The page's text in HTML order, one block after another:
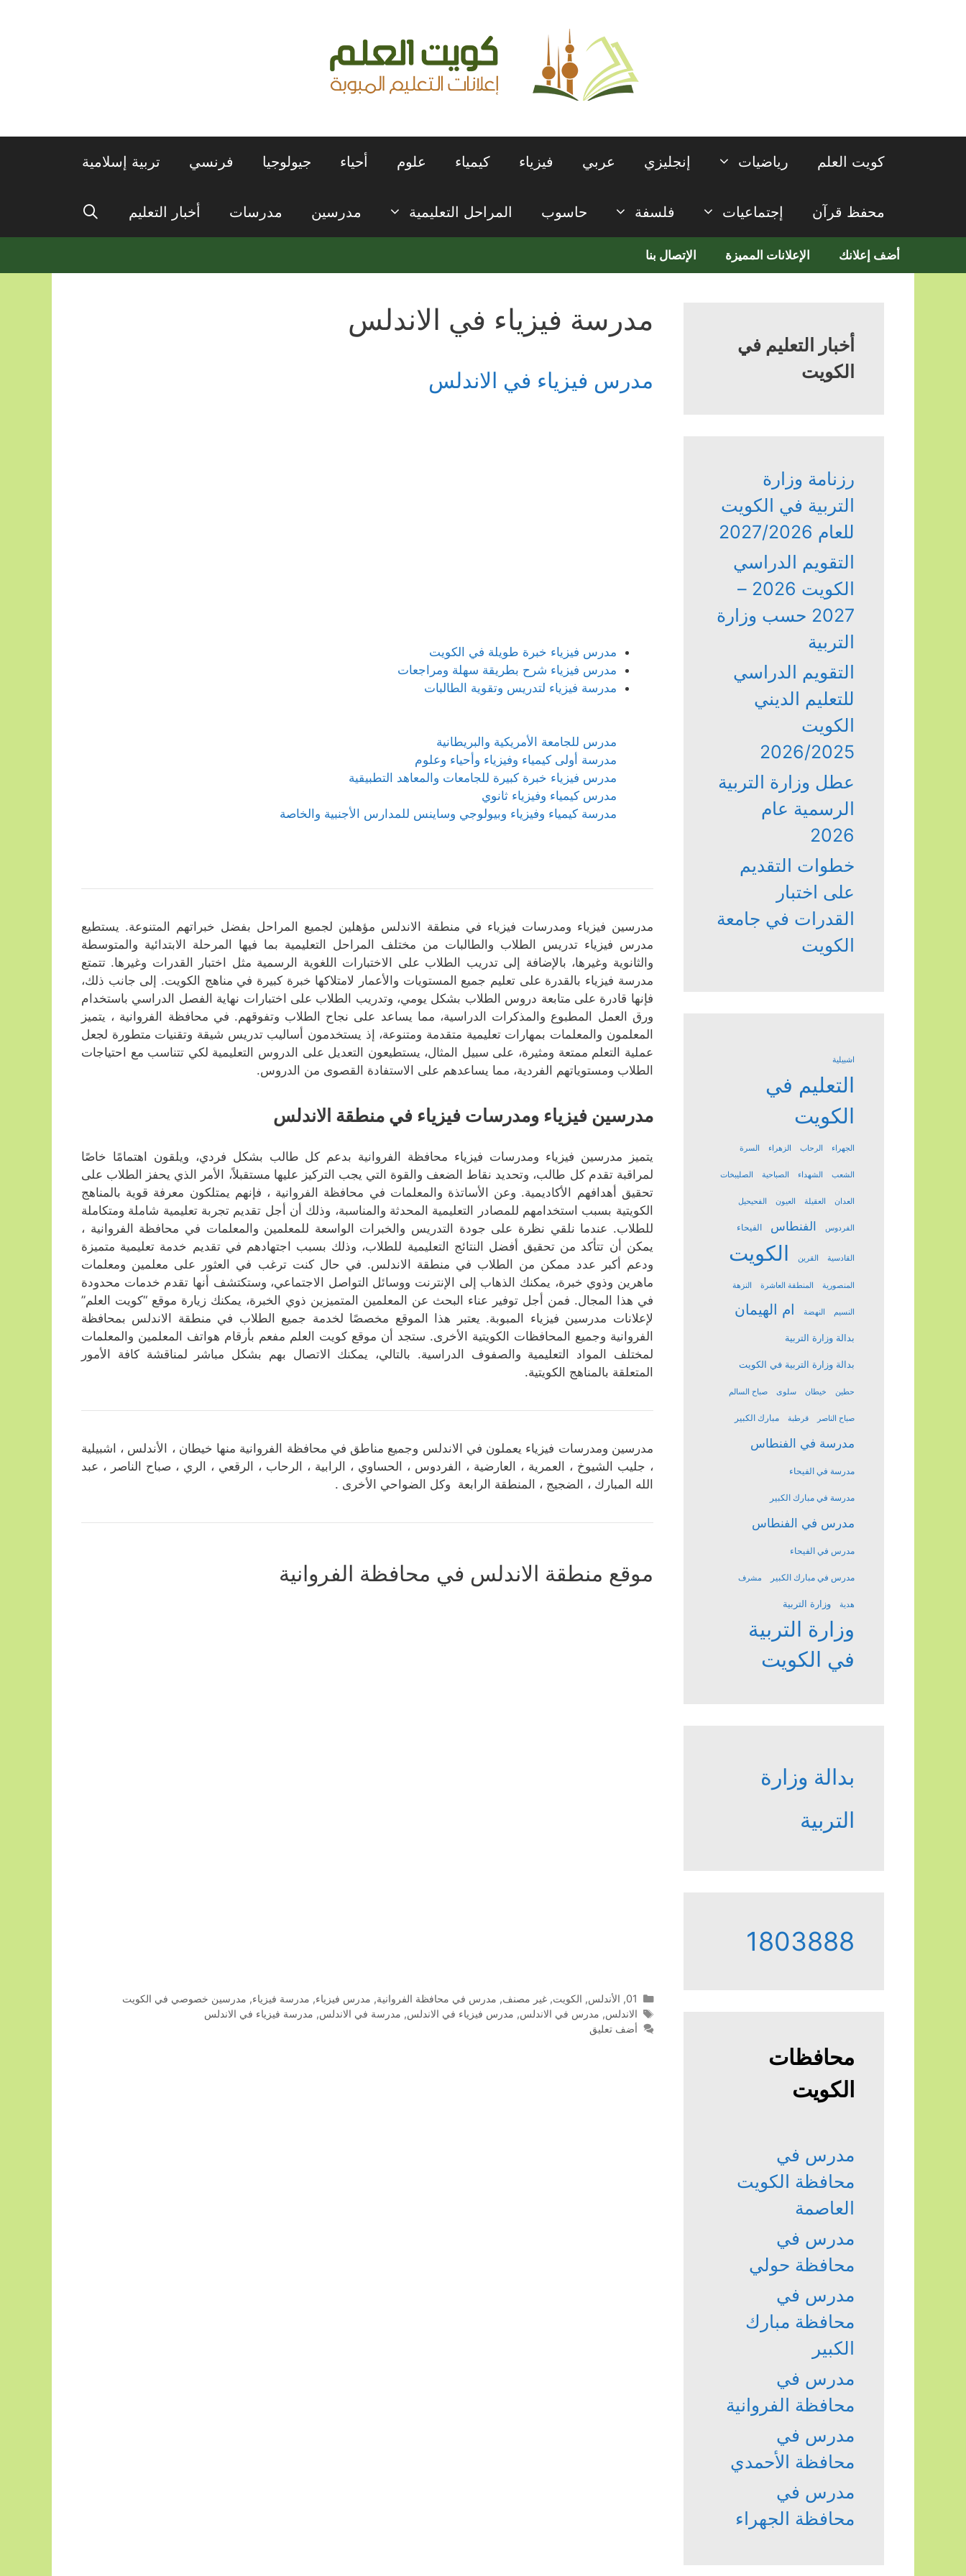
كويت العلم رياضيات إنجليزي عربي فيزياء كيمياء علوم أحياء جيولوجيا فرنسي تربية إسلامية
محفظ قرآن إجتماعيات فلسفة حاسوب المراحل التعليمية مدرسين مدرسات أخبار التعليم
أضف إعلانك الإعلانات المميزة الإتصال بنا
مدرسة فيزياء في الاندلس
مدرس فيزياء في الاندلس
مدرس فيزياء خبرة طويلة في الكويت
مدرس فيزياء شرح بطريقة سهلة ومراجعات
مدرسة فيزياء لتدريس وتقوية الطالبات
مدرس للجامعة الأمريكية والبريطانية
مدرسة أولى كيمياء وفيزياء وأحياء وعلوم
مدرس فيزياء خبرة كبيرة للجامعات والمعاهد التطبيقية
مدرس كيمياء وفيزياء ثانوي
مدرسة كيمياء وفيزياء وبيولوجي وساينس للمدارس الأجنبية والخاصة
مدرسين فيزياء ومدرسات فيزياء في منطقة الاندلس مؤهلين لجميع المراحل بفضل خبراتهم المتنوعة. يستطيع
مدرس فيزياء تدريس الطلاب والطالبات من مختلف المراحل التعليمية بما فيها المرحلة الابتدائية والمتوسطة
والثانوية وغيرها، بالإضافة إلى تدريب الطلاب على الاختبارات اللغوية الرسمية مثل اختبار القدرات وغيرها. تتمتع
مدرسة فيزياء بالقدرة على تعليم جميع المستويات والأعمار لامتلاكها خبرة كبيرة في مناهج الكويت. إلى جانب ذلك،
فإنها قادرة على متابعة دروس الطلاب بشكل يومي، وتدريب الطلاب على اختبارات نهاية الفصل الدراسي باستخدام
ورق العمل المطبوع والمذكرات الدراسية، مما يساعد على نجاح الطلاب وتفوقهم. في محافظة الفروانية ، يتميز
المعلمون والمعلمات بمهارات تعليمية متقدمة ومتنوعة، إذ يستخدمون أساليب تدريس شيقة وتقنيات متطورة لجعل
عملية التعلم ممتعة ومثيرة، على سبيل المثال، يستطيعون التعديل على الدروس التعليمية لكي تتناسب مع احتياجات
الطلاب ومستوياتهم الفردية، مما يساعدهم على الاستفادة القصوى من الدروس.
مدرسين فيزياء ومدرسات فيزياء في منطقة الاندلس
يتميز مدرسين فيزياء ومدرسات فيزياء محافظة الفروانية بدعم كل طالب بشكل فردي، ويلقون اهتمامًا خاصًا
لمراقبة تقدم كل طالب، وتحديد نقاط الضعف والقوة التي يجب التركيز عليها مستقبلاً، الأمر الذي يحفز الطلاب على
تحقيق أهدافهم الأكاديمية. وعن الأساتذة والمعلمات في محافظة الفروانية ، فإنهم يمتلكون معرفة قوية بالمناهج
الكويتية بسبب استخدامهم للمصادر التعليمية المحدثة والمناسبة، وذلك أن أجل تقديم تجربة تعليمية شاملة ومتكاملة
للطلاب. عندما نلقي نظرة على جودة التدريس والخبرات الواسعة للمعلمين والمعلمات في محافظة الفروانية ،
يمكن أن تتأكد من تحقيق أفضل النتائج التعليمية للطلاب، وذلك بسبب اجتهادهم في تقديم خدمة تعليمية متميزة
ودعم أكبر عدد ممكن من الطلاب في منطقة الاندلس. في حال كنت ترغب في العثور على معلمين ومعلمات
ماهرين وذوي خبرة، يمكنك الذهاب إلى الإنترنت ووسائل التواصل الاجتماعي، وستكتشف أنها تقدم خدمات محدودة
في هذا المجال. فمن أجل توفير عناء البحث عن المعلمين المتميزين ذوي الخبرة، يمكنك زيارة موقع “كويت العلم”
لإعلانات مدرسين فيزياء المبوبة. يعتبر هذا الموقع مخصصًا لخدمة جميع الطلاب في منطقة الاندلس بمحافظة
الفروانية وجميع المحافظات الكويتية الأخرى. ستجد أن موقع كويت العلم مفعم بأرقام هواتف المعلمين والمعلمات
لمختلف المواد التعليمية والصفوف الدراسية. بالتالي، يمكنك الاتصال بهم بشكل مباشر لمناقشة كافة الأمور
المتعلقة بالمناهج الكويتية.
مدرسين ومدرسات فيزياء يعملون في الاندلس وجميع مناطق في محافظة الفروانية منها خيطان ، الأندلس ، اشبيلية
، جليب الشيوخ ، العمرية ، العارضية ، الفردوس ، الحساوي ، الرابية ، الرحاب ، الرقعي ، الري ، صباح الناصر ، عبد
الله المبارك ، الضجيج ، المنطقة الرابعة وكل الضواحي الأخرى .
موقع منطقة الاندلس في محافظة الفروانية
التصنيفات
01
, الأندلس, الكويت, غير مصنف, مدرس في محافظة الفروانية, مدرس فيزياء, مدرسة فيزياء, مدرسين خصوصي في الكويت
الوسوم
الاندلس, مدرس في الاندلس, مدرس فيزياء في الاندلس, مدرسة في الاندلس, مدرسة فيزياء في الاندلس
أضف تعليق
أخبار التعليم في
الكويت
رزنامة وزارة
التربية في الكويت
للعام 2027/2026
التقويم الدراسي
الكويت 2026 –
2027 حسب وزارة
التربية
التقويم الدراسي
للتعليم الديني
الكويت
2026/2025
عطل وزارة التربية
الرسمية عام
2026
خطوات التقديم
على اختبار
القدرات في جامعة
الكويت
اشبيلية
التعليم في
الكويت
الجهراء الرحاب الزهراء السرة
الشعب الشهداء الصباحية الصليبخات
العدان العقيلة العيون الفحيحيل
الفردوس الفنطاس الفيحاء
القادسية القرين الكويت
المنصورية المنطقة العاشرة النزهة
النسيم النهضة ام الهيمان
بدالة وزارة التربية
بدالة وزارة التربية في الكويت
حطين خيطان سلوى صباح السالم
صباح الناصر قرطبة مبارك الكبير
مدرسة في الفنطاس
مدرسة في الفيحاء
مدرسة في مبارك الكبير
مدرس في الفنطاس
مدرس في الفيحاء
مدرس في مبارك الكبير مشرف
هدية وزارة التربية
وزارة التربية
في الكويت
بدالة وزارة
التربية
1803888
محافظات
الكويت
مدرس في
محافظة الكويت
العاصمة
مدرس في
محافظة حولي
مدرس في
محافظة مبارك
الكبير
مدرس في
محافظة الفروانية
مدرس في
محافظة الأحمدي
مدرس في
محافظة الجهراء